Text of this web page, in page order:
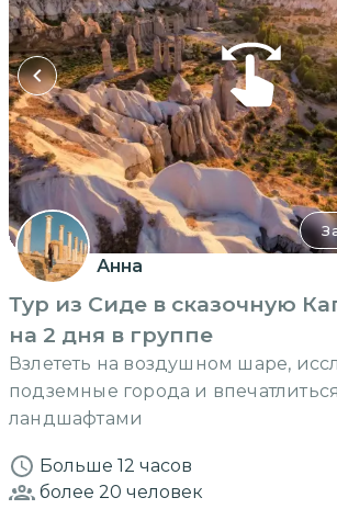
Анна
Тур из Сиде в сказочную
на 2 дня в группе
Взлететь на воздушном шаре,
подземные города и
ландшафтами
Больше 12 часов
более 20 человек